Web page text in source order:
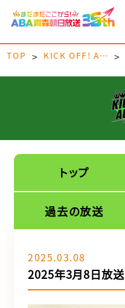
TOP KICK OFF! AOMORI
トップ
過去の放送
2025.03.08
2025年3月8日放送